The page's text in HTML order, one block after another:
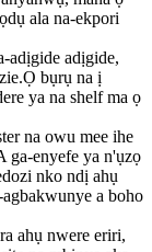
ala na-ekpori
adịgide adịgide,
bụrụ na ị
ya na shelf ma ọ
na owu mee ihe
ga-enyefe ya n'ụzọ
nko ndị ahụ
a boho
ahụ nwere eriri,